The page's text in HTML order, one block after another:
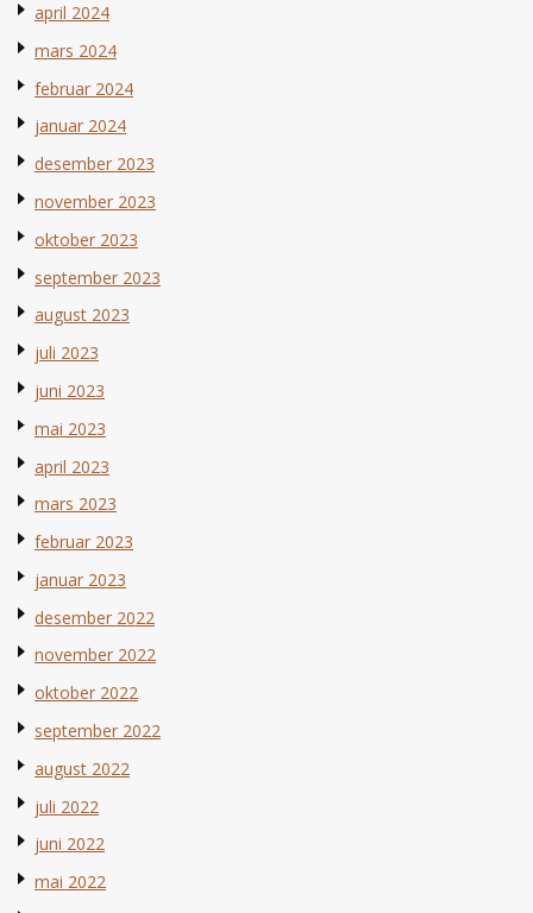
april 2024
mars 2024
februar 2024
januar 2024
desember 2023
november 2023
oktober 2023
september 2023
august 2023
juli 2023
juni 2023
mai 2023
april 2023
mars 2023
februar 2023
januar 2023
desember 2022
november 2022
oktober 2022
september 2022
august 2022
juli 2022
juni 2022
mai 2022